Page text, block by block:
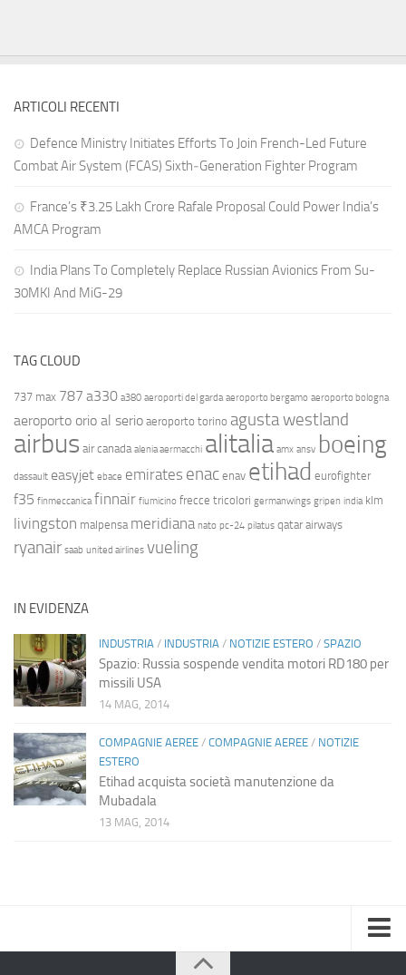
ARTICOLI RECENTI
Defence Ministry Initiates Efforts To Join French-Led Future
Combat Air System (FCAS) Sixth‑Generation Fighter Program
France’s ₹3.25 Lakh Crore Rafale Proposal Could Power India’s
AMCA Program
India Plans To Completely Replace Russian Avionics From Su-
30MKI And MiG-29
TAG CLOUD
737 max 787 a330 a380 aeroporti del garda aeroporto bergamo aeroporto bologna
aeroporto orio al serio aeroporto torino agusta westland
airbus air canada alenia aermacchi alitalia amx ansv boeing
dassault easyjet ebace emirates enac enav etihad eurofighter
f35 finmeccanica finnair fiumicino frecce tricolori germanwings gripen india klm
livingston malpensa meridiana nato pc-24 pilatus qatar airways
ryanair saab united airlines vueling
IN EVIDENZA
INDUSTRIA / INDUSTRIA / NOTIZIE ESTERO / SPAZIO
Spazio: Russia sospende vendita motori RD180 per
missili USA
14 MAG, 2014
COMPAGNIE AEREE / COMPAGNIE AEREE / NOTIZIE
ESTERO
Etihad acquista società manutenzione da
Mubadala
13 MAG, 2014